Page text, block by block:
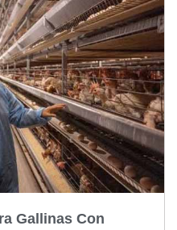
Gallinas Con